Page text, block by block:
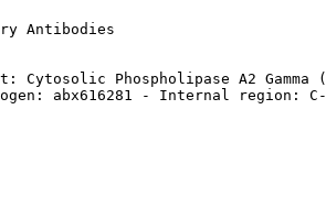
Antibodies
Cytosolic Phospholipase A2 Gamma
abx616281 - Internal region: C-